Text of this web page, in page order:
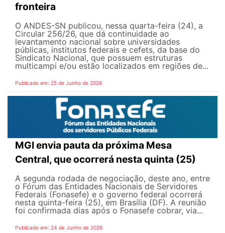
fronteira
O ANDES-SN publicou, nessa quarta-feira (24), a
Circular 256/26, que dá continuidade ao
levantamento nacional sobre universidades
públicas, institutos federais e cefets, da base do
Sindicato Nacional, que possuem estruturas
multicampi e/ou estão localizados em regiões de...
Publicado em: 25 de Junho de 2026
MGI envia pauta da próxima Mesa
Central, que ocorrerá nesta quinta (25)
A segunda rodada de negociação, deste ano, entre
o Fórum das Entidades Nacionais de Servidores
Federais (Fonasefe) e o governo federal ocorrerá
nesta quinta-feira (25), em Brasília (DF). A reunião
foi confirmada dias após o Fonasefe cobrar, via...
Publicado em: 24 de Junho de 2026